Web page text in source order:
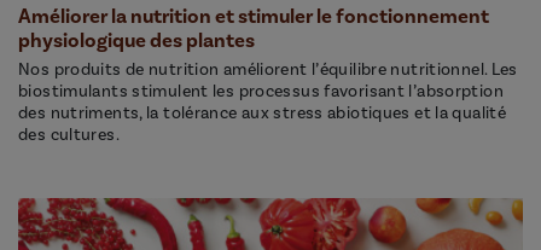
Améliorer la nutrition et stimuler le fonctionnement
physiologique des plantes
Nos produits de nutrition améliorent l’équilibre nutritionnel. Les
biostimulants stimulent les processus favorisant l’absorption
des nutriments, la tolérance aux stress abiotiques et la qualité
des cultures.